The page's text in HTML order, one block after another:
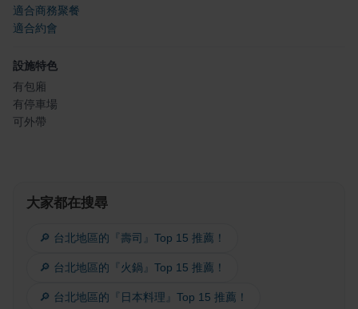
適合商務聚餐
適合約會
設施特色
有包廂
有停車場
可外帶
大家都在搜尋
🔎 台北地區的『壽司』Top 15 推薦！
🔎 台北地區的『火鍋』Top 15 推薦！
🔎 台北地區的『日本料理』Top 15 推薦！